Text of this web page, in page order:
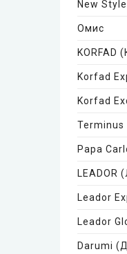
New
Омис
KORFAD
Korfad
Korfad
Terminus
Papa
LEADOR
Leador
Leador
Darumi